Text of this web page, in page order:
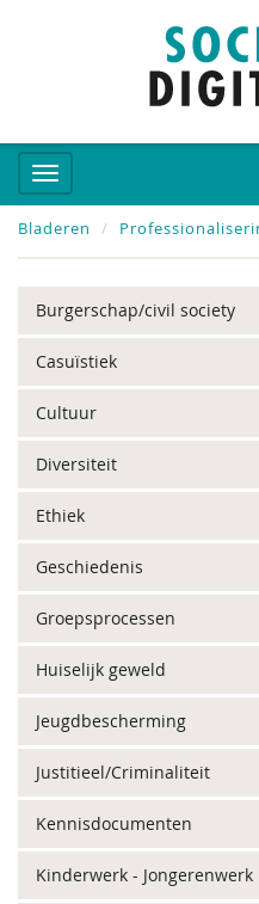
Bladeren
Burgerschap/civil society
Casuïstiek
Cultuur
Diversiteit
Ethiek
Geschiedenis
Groepsprocessen
Huiselijk geweld
Jeugdbescherming
Justitieel/Criminaliteit
Kennisdocumenten
Kinderwerk - Jongerenwerk